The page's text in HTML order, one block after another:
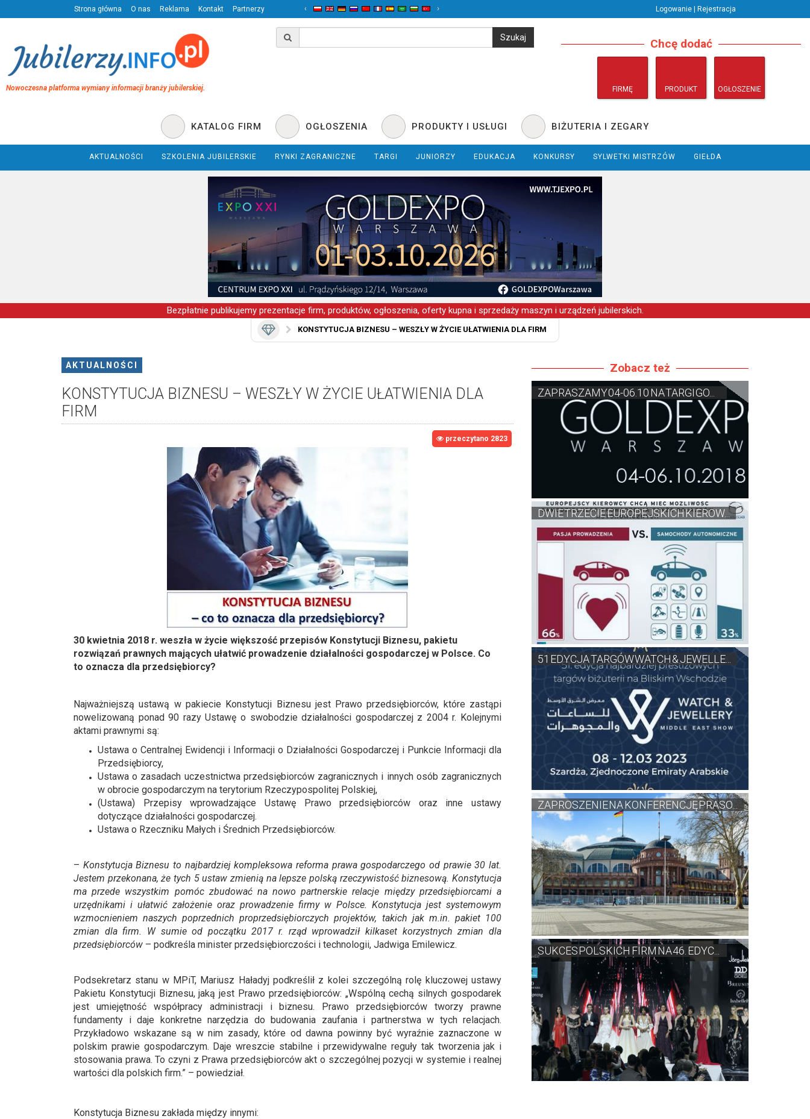
Strona główna O nas Reklama Kontakt Partnerzy ‹ › Logowanie | Rejestracja
Nowoczesna platforma wymiany informacji branży jubilerskiej.
Chcę dodać
FIRMĘ PRODUKT OGŁOSZENIE
KATALOG FIRM OGŁOSZENIA PRODUKTY I USŁUGI BIŻUTERIA I ZEGARY
AKTUALNOŚCI SZKOLENIA JUBILERSKIE RYNKI ZAGRANICZNE TARGI JUNIORZY EDUKACJA KONKURSY SYLWETKI MISTRZÓW GIEŁDA
Bezpłatnie publikujemy prezentacje firm, produktów, ogłoszenia, oferty kupna i sprzedaży maszyn i urządzeń jubilerskich.
KONSTYTUCJA BIZNESU – WESZŁY W ŻYCIE UŁATWIENIA DLA FIRM
AKTUALNOŚCI
KONSTYTUCJA BIZNESU – WESZŁY W ŻYCIE UŁATWIENIA DLA
FIRM
przeczytano 2823
30 kwietnia 2018 r. weszła w życie większość przepisów Konstytucji Biznesu, pakietu
rozwiązań prawnych mających ułatwić prowadzenie działalności gospodarczej w Polsce. Co
to oznacza dla przedsiębiorcy?
Najważniejszą ustawą w pakiecie Konstytucji Biznesu jest Prawo przedsiębiorców, które zastąpi
nowelizowaną ponad 90 razy Ustawę o swobodzie działalności gospodarczej z 2004 r. Kolejnymi
aktami prawnymi są:
Ustawa o Centralnej Ewidencji i Informacji o Działalności Gospodarczej i Punkcie Informacji dla
Przedsiębiorcy,
Ustawa o zasadach uczestnictwa przedsiębiorców zagranicznych i innych osób zagranicznych
w obrocie gospodarczym na terytorium Rzeczypospolitej Polskiej,
(Ustawa) Przepisy wprowadzające Ustawę Prawo przedsiębiorców oraz inne ustawy
dotyczące działalności gospodarczej.
Ustawa o Rzeczniku Małych i Średnich Przedsiębiorców.
– Konstytucja Biznesu to najbardziej kompleksowa reforma prawa gospodarczego od prawie 30 lat.
Jestem przekonana, że tych 5 ustaw zmienią na lepsze polską rzeczywistość biznesową. Konstytucja
ma przede wszystkim pomóc zbudować na nowo partnerskie relacje między przedsiębiorcami a
urzędnikami i ułatwić założenie oraz prowadzenie firmy w Polsce. Konstytucja jest systemowym
wzmocnieniem naszych poprzednich proprzedsiębiorczych projektów, takich jak m.in. pakiet 100
zmian dla firm. W sumie od początku 2017 r. rząd wprowadził kilkaset korzystnych zmian dla
przedsiębiorców – podkreśla minister przedsiębiorczości i technologii, Jadwiga Emilewicz.
Podsekretarz stanu w MPiT, Mariusz Haładyj podkreślił z kolei szczególną rolę kluczowej ustawy
Pakietu Konstytucji Biznesu, jaką jest Prawo przedsiębiorców: „Wspólną cechą silnych gospodarek
jest umiejętność współpracy administracji i biznesu. Prawo przedsiębiorców tworzy prawne
fundamenty i daje konkretne narzędzia do budowania zaufania i partnerstwa w tych relacjach.
Przykładowo wskazane są w nim zasady, które od dawna powinny być wyraźnie zaznaczone w
polskim prawie gospodarczym. Daje wreszcie stabilne i przewidywalne reguły tak tworzenia jak i
stosowania prawa. To czyni z Prawa przedsiębiorców akt o szczególnej pozycji w systemie i realnej
wartości dla polskich firm.” – powiedział.
Konstytucja Biznesu zakłada między innymi:
Zobacz też
ZAPRASZAMY 04-06.10 NA TARGI GO...
DWIE TRZECIE EUROPEJSKICH KIEROW...
51 EDYCJA TARGÓW WATCH & JEWELLE...
ZAPROSZENIE NA KONFERENCJĘ PRASO...
SUKCES POLSKICH FIRM NA 46. EDYC...